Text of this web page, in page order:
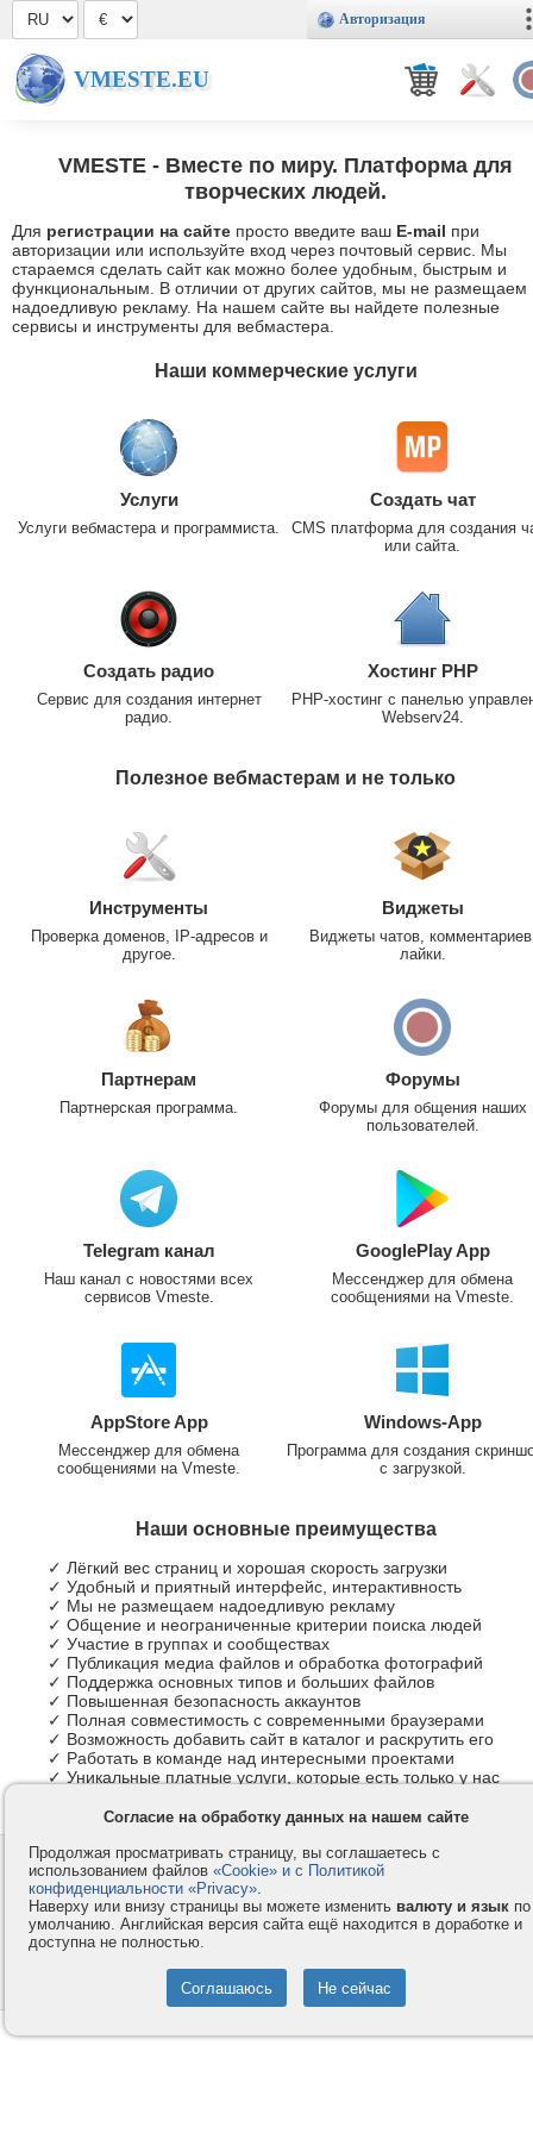
Авторизация
VMESTE.EU
VMESTE - Вместе по миру. Платформа для
творческих людей.
Для регистрации на сайте просто введите ваш E-mail при
авторизации или используйте вход через почтовый сервис. Мы
стараемся сделать сайт как можно более удобным, быстрым и
функциональным. В отличии от других сайтов, мы не размещаем
надоедливую рекламу. На нашем сайте вы найдете полезные
сервисы и инструменты для вебмастера.
Наши коммерческие услуги
Услуги
Услуги вебмастера и программиста.
Создать чат
CMS платформа для создания
или сайта.
Создать радио
Сервис для создания интернет
радио.
Хостинг PHP
PHP-хостинг с панелью
Webserv24.
Полезное вебмастерам и не только
Инструменты
Проверка доменов, IP-адресов и
другое.
Виджеты
Виджеты чатов,
лайки.
Партнерам
Партнерская программа.
Форумы
Форумы для общения наших
пользователей.
Telegram канал
Наш канал с новостями всех
сервисов Vmeste.
GooglePlay App
Мессенджер для обмена
сообщениями на Vmeste.
AppStore App
Мессенджер для обмена
сообщениями на Vmeste.
Windows-App
Программа для создания
с загрузкой.
Наши основные преимущества
✓ Лёгкий вес страниц и хорошая скорость загрузки
✓ Удобный и приятный интерфейс, интерактивность
✓ Мы не размещаем надоедливую рекламу
✓ Общение и неограниченные критерии поиска людей
✓ Участие в группах и сообществах
✓ Публикация медиа файлов и обработка фотографий
✓ Поддержка основных типов и больших файлов
✓ Повышенная безопасность аккаунтов
✓ Полная совместимость с современными браузерами
✓ Возможность добавить сайт в каталог и раскрутить его
✓ Работать в команде над интересными проектами
✓ Уникальные платные услуги, которые есть только у нас
Контакты
Компания
Privacy и Cookie
Услуги
Как оплатить
Помощь
© 2008-2026
- Все права защищены.
Согласие на обработку данных на нашем сайте
Продолжая просматривать страницу, вы соглашаетесь с
использованием файлов «Cookie» и с Политикой
конфиденциальности «Privacy».
Наверху или внизу страницы вы можете изменить валюту и язык по
умолчанию. Английская версия сайта ещё находится в доработке и
доступна не полностью.